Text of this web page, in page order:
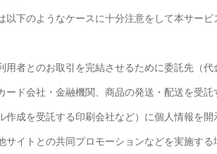
以下のようなケースに十分注意をして本サー
用者とのお取引を完結させるために委託先（
ード会社・金融機関、商品の発送・配送を受
作成を受託する印刷会社など）に個人情報を
サイトとの共同プロモーションなどを実施す